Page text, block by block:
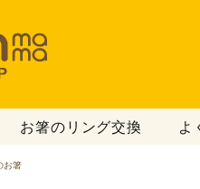
お箸のリング交換 よ
お箸